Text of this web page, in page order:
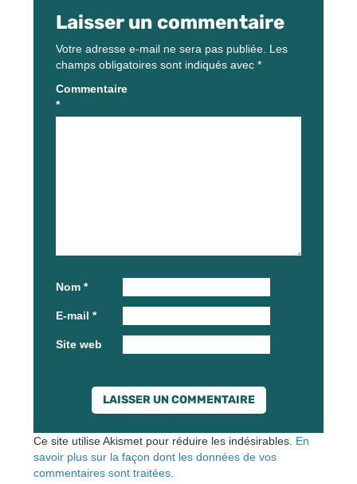
Laisser un commentaire
Votre adresse e-mail ne sera pas publiée. Les
champs obligatoires sont indiqués avec *
Commentaire
*
Nom *
E-mail *
Site web
Ce site utilise Akismet pour réduire les indésirables. En
savoir plus sur la façon dont les données de vos
commentaires sont traitées